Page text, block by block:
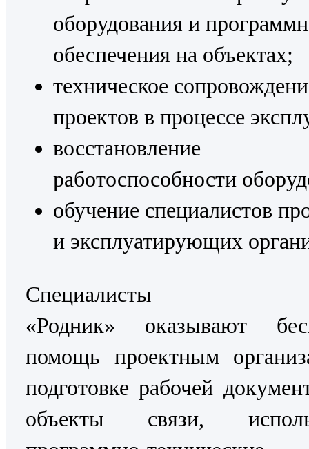
оборудования и
обеспечения на объектах;
техническое
проектов в процессе
восстановление
работоспособности
обучение специалистов
и эксплуатирующих
Специалисты
«Родник» оказывают
помощь проектным
подготовке рабочей
объекты связи,